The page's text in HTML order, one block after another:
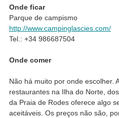
Onde ficar
Parque de campismo
http://www.campinglascies.com/
Tel.: +34 986687504
Onde comer
Não há muito por onde escolher.
restaurantes na Ilha do Norte,
da Praia de Rodes oferece algo
aceitáveis. Os preços não são,